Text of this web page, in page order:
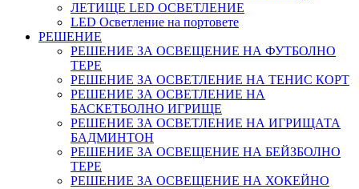
ЛЕТИЩЕ LED ОСВЕТЛЕНИЕ
LED Осветление на портовете
РЕШЕНИЕ
РЕШЕНИЕ ЗА ОСВЕЩЕНИЕ НА ФУТБОЛНО
ТЕРЕ
РЕШЕНИЕ ЗА ОСВЕТЛЕНИЕ НА ТЕНИС КОРТ
РЕШЕНИЕ ЗА ОСВЕТЛЕНИЕ НА
БАСКЕТБОЛНО ИГРИЩЕ
РЕШЕНИЕ ЗА ОСВЕТЛЕНИЕ НА ИГРИЩАТА
БАДМИНТОН
РЕШЕНИЕ ЗА ОСВЕЩЕНИЕ НА БЕЙЗБОЛНО
ТЕРЕ
РЕШЕНИЕ ЗА ОСВЕЩЕНИЕ НА ХОКЕЙНО